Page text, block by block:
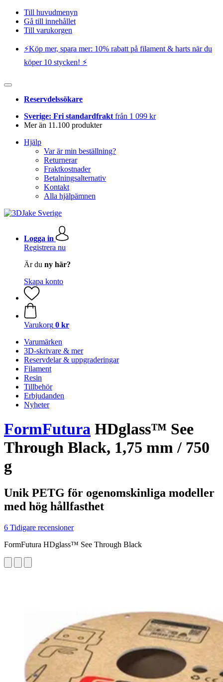
Till huvudmenyn
Gå till innehållet
Till varukorgen
⚡️Köp mer, spara mer: 10% rabatt på filament & harts när du
köper 10 stycken! ⚡️
Reservdelssökare
Sverige: Fri standardfrakt från 1 099 kr
Mer än 11.100 produkter
Hjälp
Var är min beställning?
Returnerar
Fraktkostnader
Betalningsalternativ
Kontakt
Alla hjälpämnen
Logga in
Registrera nu
Är du ny här?
Skapa konto
Varukorg 0 kr
Varumärken
3D-skrivare & mer
Reservdelar & uppgraderingar
Filament
Resin
Tillbehör
Erbjudanden
Nyheter
FormFutura HDglass™ See
Through Black, 1,75 mm / 750
g
Unik PETG för ogenomskinliga modeller
med hög hållfasthet
6 Tidigare recensioner
FormFutura HDglass™ See Through Black